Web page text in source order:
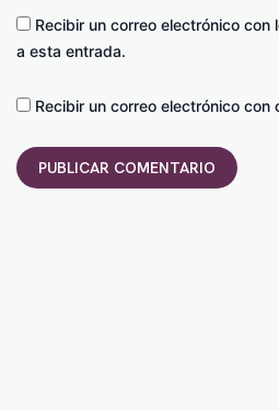
Recibir un correo electrónico
a esta entrada.
Recibir un correo electrónico con